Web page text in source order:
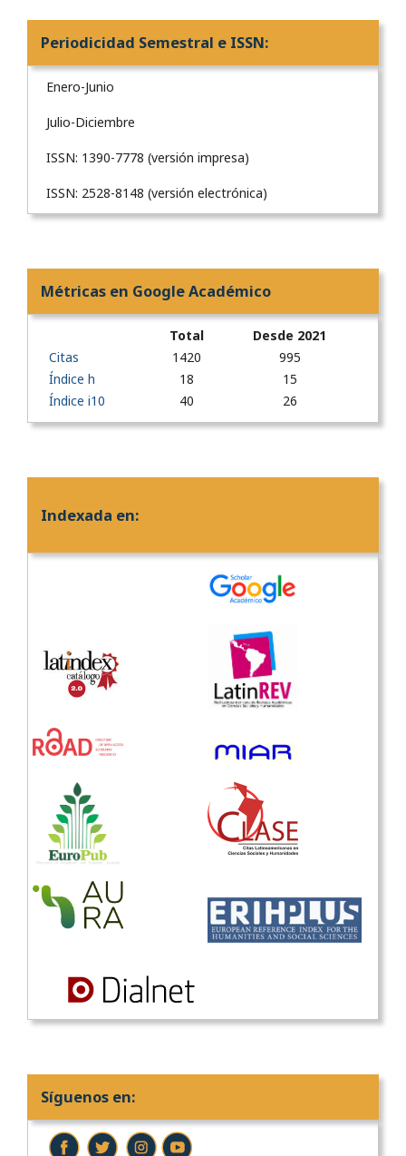
Periodicidad Semestral e ISSN:
Enero-Junio
Julio-Diciembre
ISSN: 1390-7778 (versión impresa)
ISSN: 2528-8148 (versión electrónica)
Métricas en Google Académico
Total
Desde 2021
Citas
1420
995
Índice h
18
15
Índice i10
40 26
Indexada en:
Síguenos en: